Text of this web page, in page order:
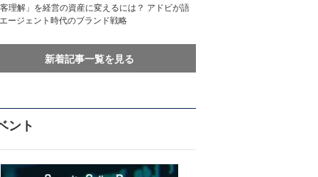
客理解」を経営の資産に変えるには？ アドビが語
ージェント時代のブランド戦略
新着記事一覧を見る
ント